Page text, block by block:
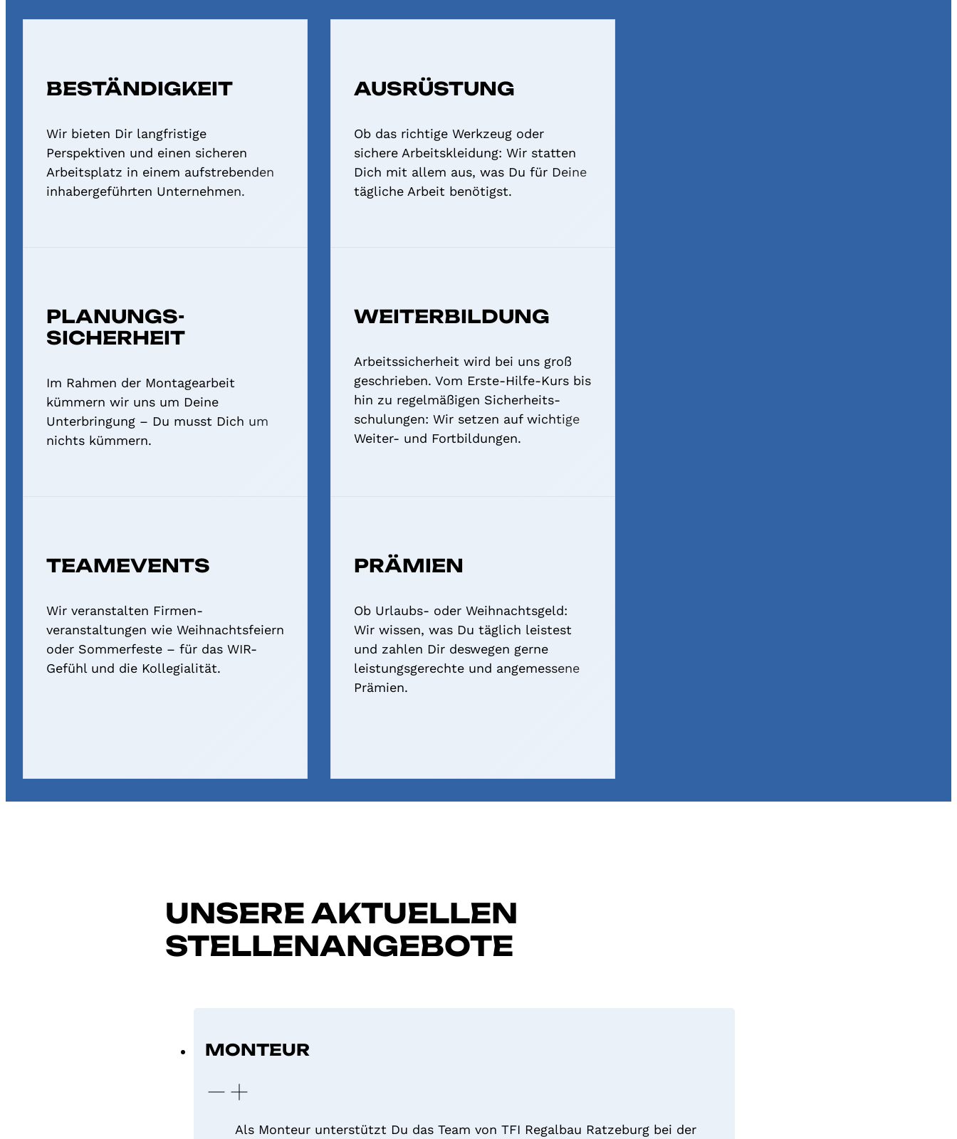
BESTÄNDIGKEIT
Wir bieten Dir langfristige
Perspektiven und einen sicheren
Arbeitsplatz in einem aufstrebenden
inhabergeführten Unternehmen.
AUSRÜSTUNG
Ob das richtige Werkzeug oder
sichere Arbeits­kleidung: Wir statten
Dich mit allem aus, was Du für Deine
tägliche Arbeit benötigst.
PLANUNGS­
SICHERHEIT
Im Rahmen der Montage­arbeit
kümmern wir uns um Deine
Unterbringung – Du musst Dich um
nichts kümmern.
WEITER­BILDUNG
Arbeits­sicherheit wird bei uns groß
geschrieben. Vom Erste-Hilfe-Kurs bis
hin zu regelmäßigen Sicherheits­
schulungen: Wir setzen auf wichtige
Weiter- und Fortbildungen.
TEAMEVENTS
Wir veranstalten Firmen­­­
veranstaltungen wie Weihnachts­feiern
oder Sommerfeste – für das WIR-
Gefühl und die Kollegialität.
PRÄMIEN
Ob Urlaubs- oder Weihnachtsgeld:
Wir wissen, was Du täglich leistest
und zahlen Dir deswegen gerne
leistungsgerechte und angemessene
Prämien.
UNSERE AKTUELLEN
STELLENANGEBOTE
MONTEUR
Als Monteur unterstützt Du das Team von TFI Regalbau Ratzeburg bei der